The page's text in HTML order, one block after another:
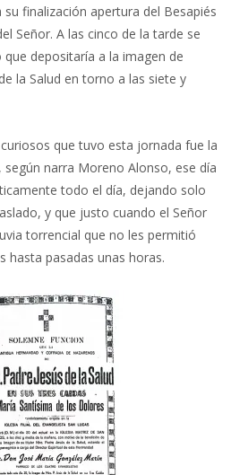
su finalización apertura del Besapiés
Señor. A las cinco de la tarde se
depositaría a la imagen de
la Salud en torno a las siete y
que tuvo esta jornada fue la
narra Moreno Alonso, ese día
todo el día, dejando solo
y que justo cuando el Señor
torrencial que no les permitió
hasta pasadas unas horas.